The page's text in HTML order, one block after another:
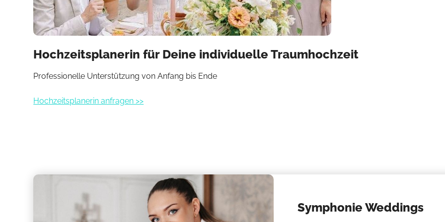
Hochzeitsplanerin für Deine individuelle Traumhochzeit
Professionelle Unterstützung von Anfang bis Ende
Hochzeitsplanerin anfragen >>
Symphonie Weddings